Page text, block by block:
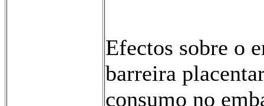
Efectos sobre o
barreira
consumo no